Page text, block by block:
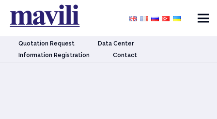
Quotation Request
Data Center
Information Registration
Contact